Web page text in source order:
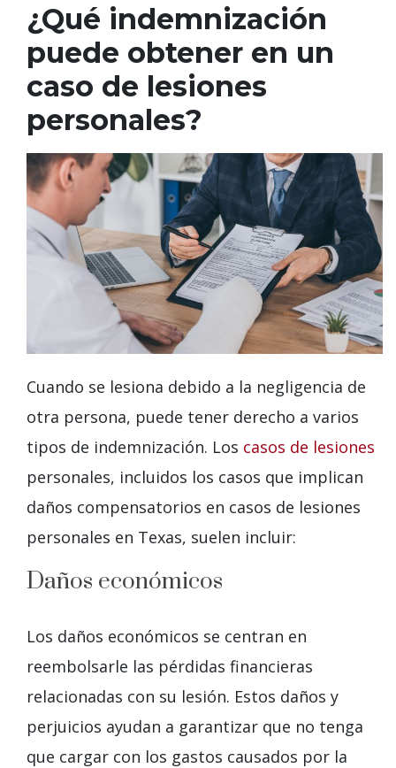
¿Qué indemnización
puede obtener en un
caso de lesiones
personales?
Cuando se lesiona debido a la negligencia de
otra persona, puede tener derecho a varios
tipos de indemnización. Los casos de lesiones
personales, incluidos los casos que implican
daños compensatorios en casos de lesiones
personales en Texas, suelen incluir:
Daños económicos
Los daños económicos se centran en
reembolsarle las pérdidas financieras
relacionadas con su lesión. Estos daños y
perjuicios ayudan a garantizar que no tenga
que cargar con los gastos causados por la